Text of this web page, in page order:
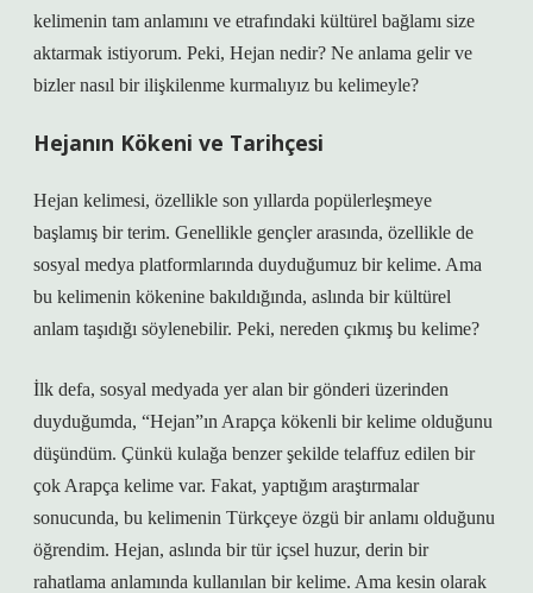
kelimenin tam anlamını ve etrafındaki kültürel bağlamı size
aktarmak istiyorum. Peki, Hejan nedir? Ne anlama gelir ve
bizler nasıl bir ilişkilenme kurmalıyız bu kelimeyle?
Hejanın Kökeni ve Tarihçesi
Hejan kelimesi, özellikle son yıllarda popülerleşmeye
başlamış bir terim. Genellikle gençler arasında, özellikle de
sosyal medya platformlarında duyduğumuz bir kelime. Ama
bu kelimenin kökenine bakıldığında, aslında bir kültürel
anlam taşıdığı söylenebilir. Peki, nereden çıkmış bu kelime?
İlk defa, sosyal medyada yer alan bir gönderi üzerinden
duyduğumda, “Hejan”ın Arapça kökenli bir kelime olduğunu
düşündüm. Çünkü kulağa benzer şekilde telaffuz edilen bir
çok Arapça kelime var. Fakat, yaptığım araştırmalar
sonucunda, bu kelimenin Türkçeye özgü bir anlamı olduğunu
öğrendim. Hejan, aslında bir tür içsel huzur, derin bir
rahatlama anlamında kullanılan bir kelime. Ama kesin olarak